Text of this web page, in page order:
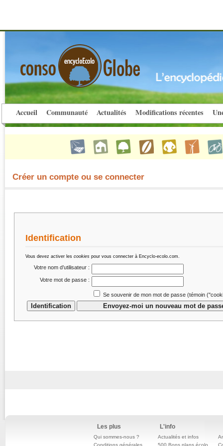
Accueil Communauté Actualités Modifications récentes
Créer un compte ou se connecter
Identification
Vous devez activer les cookies pour vous connecter à Encyclo-ecolo.com.
Votre nom d’utilisateur :
Votre mot de passe :
Se souvenir de mon mot de passe (témoin
Les plus
Qui sommes-nous ?
Conditions générales
L'info
Actualités et infos
500 Bons plans écolo